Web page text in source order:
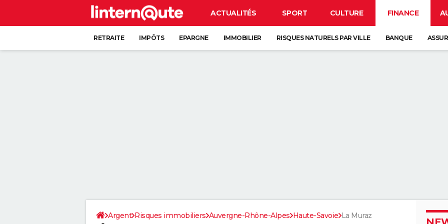
ACTUALITÉS SPORT CULTURE FINANCE
RETRAITE IMPÔTS EPARGNE IMMOBILIER RISQUES NATURELS PAR VILLE BANQUE
Argent Risques immobiliers Auvergne-Rhône-Alpes Haute-Savoie La Muraz